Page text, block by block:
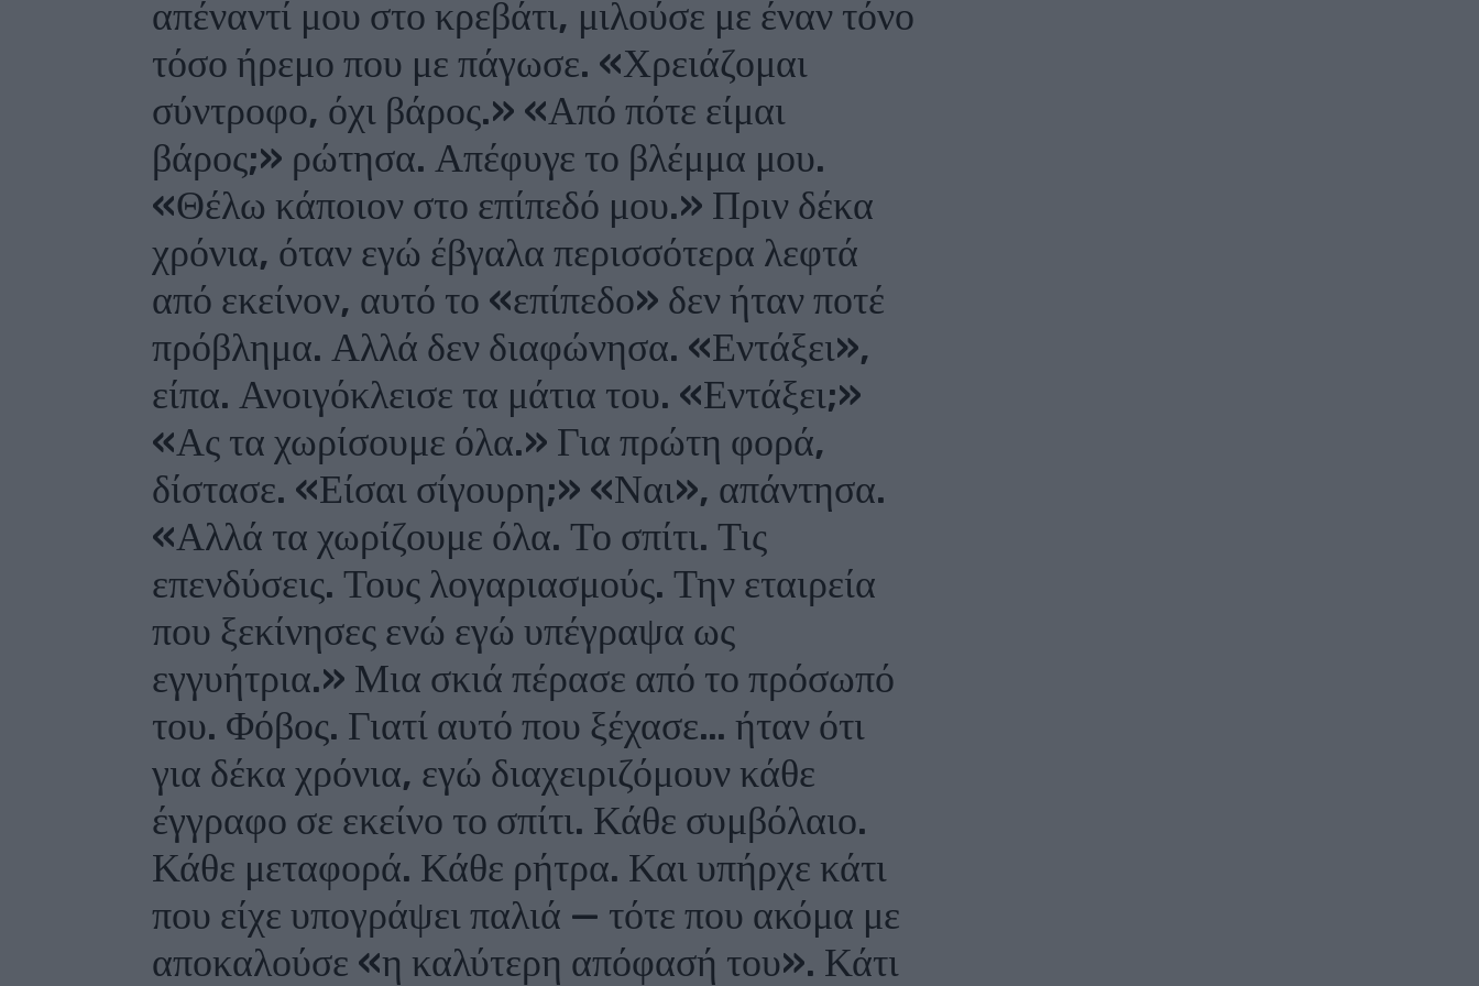
απέναντί μου στο κρεβάτι, μιλούσε με έναν τόνο
τόσο ήρεμο που με πάγωσε. «Χρειάζομαι
σύντροφο, όχι βάρος.» «Από πότε είμαι
βάρος;» ρώτησα. Απέφυγε το βλέμμα μου.
«Θέλω κάποιον στο επίπεδό μου.» Πριν δέκα
χρόνια, όταν εγώ έβγαλα περισσότερα λεφτά
από εκείνον, αυτό το «επίπεδο» δεν ήταν ποτέ
πρόβλημα. Αλλά δεν διαφώνησα. «Εντάξει»,
είπα. Ανοιγόκλεισε τα μάτια του. «Εντάξει;»
«Ας τα χωρίσουμε όλα.» Για πρώτη φορά,
δίστασε. «Είσαι σίγουρη;» «Ναι», απάντησα.
«Αλλά τα χωρίζουμε όλα. Το σπίτι. Τις
επενδύσεις. Τους λογαριασμούς. Την εταιρεία
που ξεκίνησες ενώ εγώ υπέγραψα ως
εγγυήτρια.» Μια σκιά πέρασε από το πρόσωπό
του. Φόβος. Γιατί αυτό που ξέχασε… ήταν ότι
για δέκα χρόνια, εγώ διαχειριζόμουν κάθε
έγγραφο σε εκείνο το σπίτι. Κάθε συμβόλαιο.
Κάθε μεταφορά. Κάθε ρήτρα. Και υπήρχε κάτι
που είχε υπογράψει παλιά — τότε που ακόμα με
αποκαλούσε «η καλύτερη απόφασή του». Κάτι